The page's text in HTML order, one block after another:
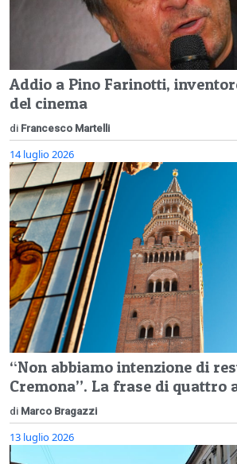
Addio a Pino Farinotti,
del cinema
di Francesco Martelli
14 luglio 2026
“Non abbiamo intenzione di
Cremona”. La frase di quattro
di Marco Bragazzi
13 luglio 2026